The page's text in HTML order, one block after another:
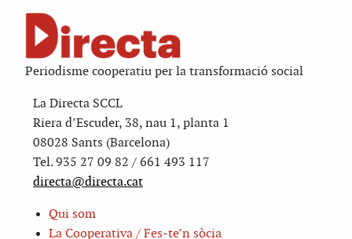
Periodisme cooperatiu per la transformació social
La Directa SCCL
Riera d’Escuder, 38, nau 1, planta 1
08028 Sants (Barcelona)
Tel. 935 27 09 82 / 661 493 117
directa@directa.cat
Qui som
La Cooperativa / Fes-te’n sòcia